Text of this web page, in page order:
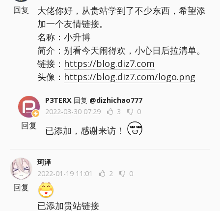
大佬你好，从贵站学到了不少东西，希望添
加一个友情链接。
名称：小升博
简介：别看今天闹得欢，小心日后拉清单。
链接： https://blog.diz7.com
头像： https://blog.diz7.com/logo.png
回复
P3TERX 回复 @dizhichao777
2022-03-30 07:29
3 0
已添加，感谢来访！
回复
珂泽
2022-01-19 11:01
2 0
已添加贵站链接
回复